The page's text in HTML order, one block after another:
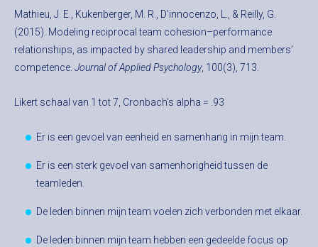
Mathieu, J. E., Kukenberger, M. R., D'innocenzo, L., & Reilly, G.
(2015). Modeling reciprocal team cohesion–performance
relationships, as impacted by shared leadership and members’
competence. Journal of Applied Psychology, 100(3), 713.
Likert schaal van 1 tot 7, Cronbach’s alpha = .93
Er is een gevoel van eenheid en samenhang in mijn team.
Er is een sterk gevoel van samenhorigheid tussen de
teamleden.
De leden binnen mijn team voelen zich verbonden met elkaar.
De leden binnen mijn team hebben een gedeelde focus op